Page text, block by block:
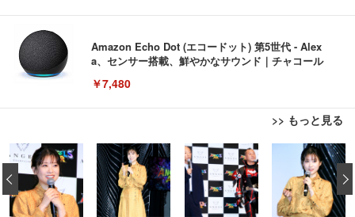
Amazon Echo Dot (エコードット) 第5世代 - Alex
a、センサー搭載、鮮やかなサウンド｜チャコール
￥7,480
>> もっと見る
[EdoErgo] オフィスチェア 椅子 テレワーク 疲れな
い 跳ね上げ式アームレスト コンパクト 約105度ロッ
キング pc 事務椅子 360度回転 座面昇降 強化ナイロ
ン樹脂ベース 通気性メッシュ 在宅ワーク H-WY01
(黒網+黒枠+黒足)
￥5,699
EIZO ビジネス向けプレミアムモニター | FlexScan
EV3240X-WT | 31.5型4K UHD・USB Type-C・ホワ
イト
￥105,595
Amazonベーシック ペットシーツ 薄型 レギュラー 1
回使い捨て 無香料 ホワイト 300枚
￥3,373
‹